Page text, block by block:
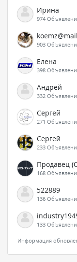
Ирина
974
903
Елена
398
Андрей
332
Сергей
271
Сергей
233
Продавец
168
522889
136
133
Информация